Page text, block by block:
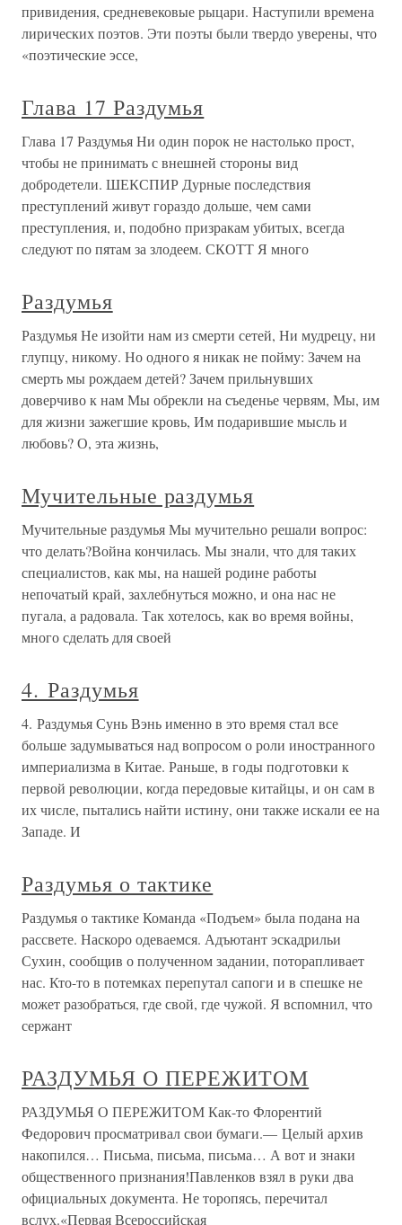
привидения, средневековые рыцари. Наступили времена
лирических поэтов. Эти поэты были твердо уверены, что
«поэтические эссе,
Глава 17 Раздумья
Глава 17 Раздумья Ни один порок не настолько прост,
чтобы не принимать с внешней стороны вид
добродетели. ШЕКСПИР Дурные последствия
преступлений живут гораздо дольше, чем сами
преступления, и, подобно призракам убитых, всегда
следуют по пятам за злодеем. СКОТТ Я много
Раздумья
Раздумья Не изойти нам из смерти сетей, Ни мудрецу, ни
глупцу, никому. Но одного я никак не пойму: Зачем на
смерть мы рождаем детей? Зачем прильнувших
доверчиво к нам Мы обрекли на съеденье червям, Мы, им
для жизни зажегшие кровь, Им подарившие мысль и
любовь? О, эта жизнь,
Мучительные раздумья
Мучительные раздумья Мы мучительно решали вопрос:
что делать?Война кончилась. Мы знали, что для таких
специалистов, как мы, на нашей родине работы
непочатый край, захлебнуться можно, и она нас не
пугала, а радовала. Так хотелось, как во время войны,
много сделать для своей
4. Раздумья
4. Раздумья Сунь Вэнь именно в это время стал все
больше задумываться над вопросом о роли иностранного
империализма в Китае. Раньше, в годы подготовки к
первой революции, когда передовые китайцы, и он сам в
их числе, пытались найти истину, они также искали ее на
Западе. И
Раздумья о тактике
Раздумья о тактике Команда «Подъем» была подана на
рассвете. Наскоро одеваемся. Адъютант эскадрильи
Сухин, сообщив о полученном задании, поторапливает
нас. Кто-то в потемках перепутал сапоги и в спешке не
может разобраться, где свой, где чужой. Я вспомнил, что
сержант
РАЗДУМЬЯ О ПЕРЕЖИТОМ
РАЗДУМЬЯ О ПЕРЕЖИТОМ Как-то Флорентий
Федорович просматривал свои бумаги.— Целый архив
накопился… Письма, письма, письма… А вот и знаки
общественного признания!Павленков взял в руки два
официальных документа. Не торопясь, перечитал
вслух.«Первая Всероссийская